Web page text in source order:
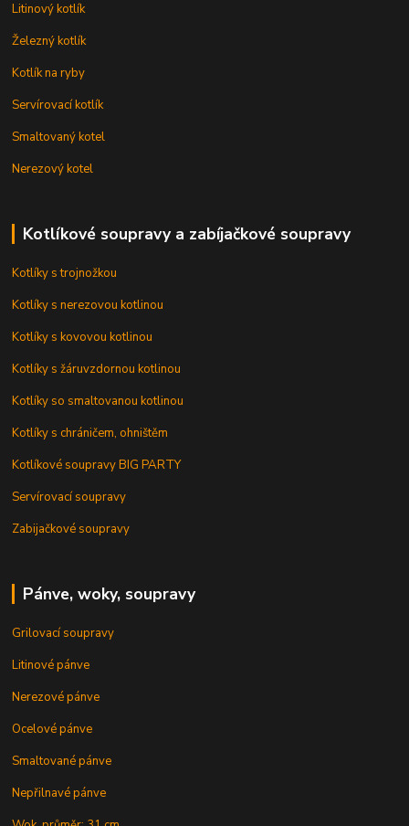
Litinový kotlík
Železný kotlík
Kotlík na ryby
Servírovací kotlík
Smaltovaný kotel
Nerezový kotel
Kotlíkové soupravy a zabíjačkové soupravy
Kotlíky s trojnožkou
Kotlíky s nerezovou kotlinou
Kotlíky s kovovou kotlinou
Kotlíky s žáruvzdornou kotlinou
Kotlíky so smaltovanou kotlinou
Kotlíky s chráničem, ohništěm
Kotlíkové soupravy BIG PARTY
Servírovací soupravy
Zabijačkové soupravy
Pánve, woky, soupravy
Grilovací soupravy
Litinové pánve
Nerezové pánve
Ocelové pánve
Smaltované pánve
Nepřilnavé pánve